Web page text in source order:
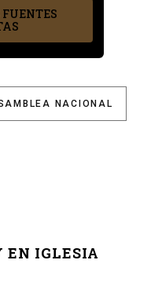
NACIONAL
EN IGLESIA